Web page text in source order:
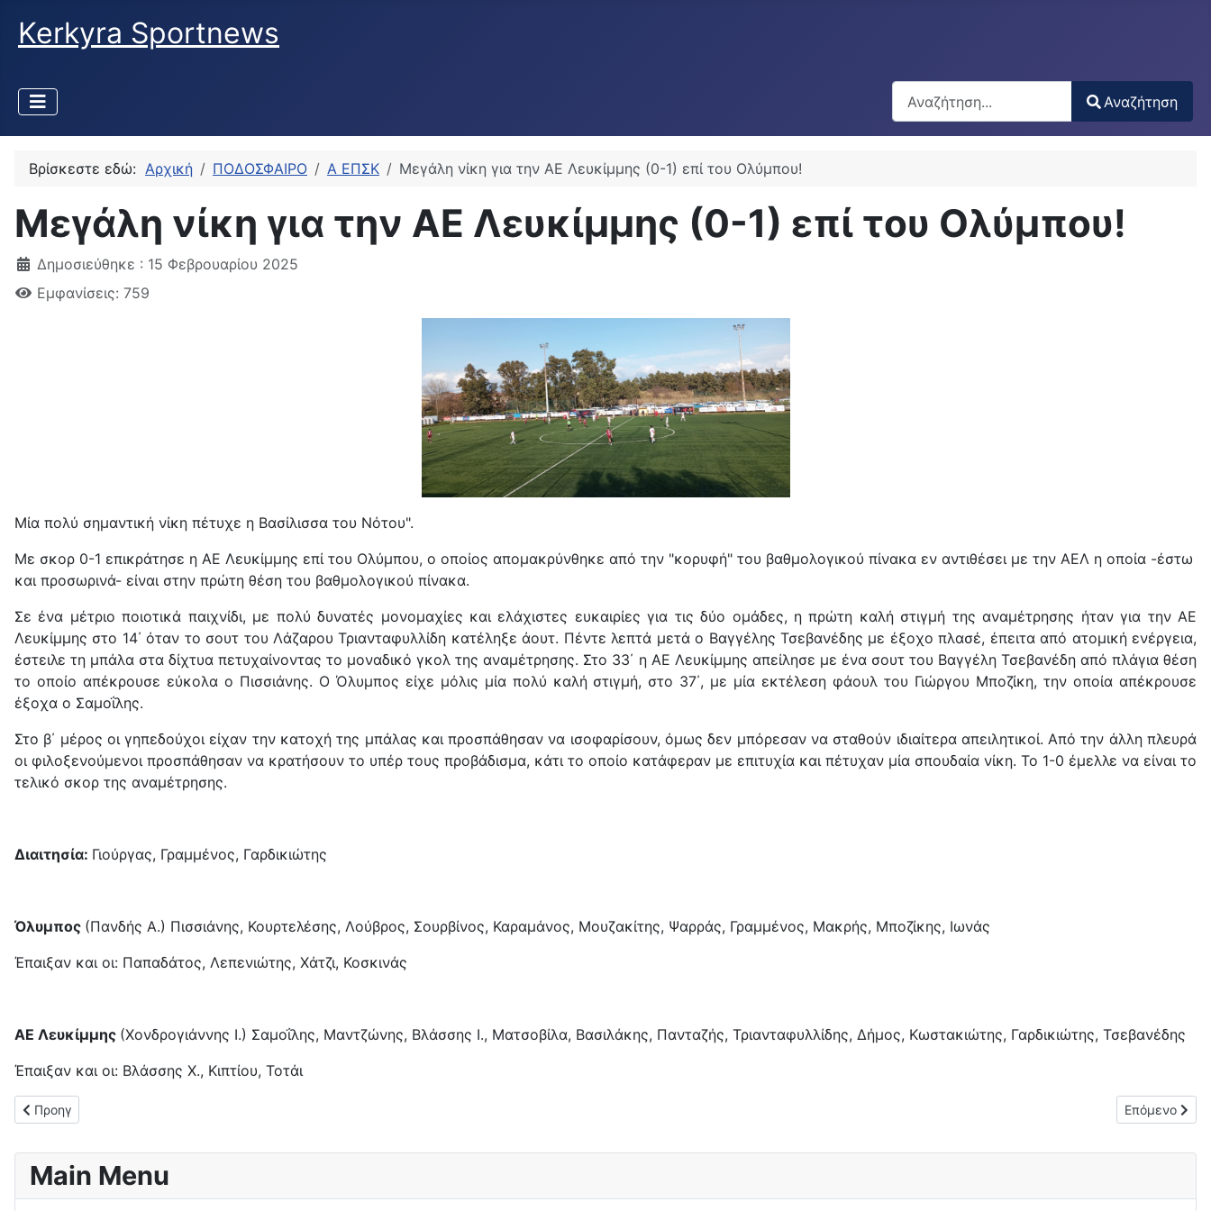
Kerkyra Sportnews
Αναζήτηση
Type 2 or more characters for results.
Αναζήτηση
Βρίσκεστε εδώ: Αρχική ΠΟΔΟΣΦΑΙΡΟ Α ΕΠΣΚ Μεγάλη νίκη για την ΑΕ Λευκίμμης (0-1) επί του Ολύμπου!
Μεγάλη νίκη για την ΑΕ Λευκίμμης (0-1) επί του Ολύμπου!
Δημοσιεύθηκε : 15 Φεβρουαρίου 2025
Εμφανίσεις: 759
Μία πολύ σημαντική νίκη πέτυχε η Βασίλισσα του Νότου".
Με σκορ 0-1 επικράτησε η ΑΕ Λευκίμμης επί του Ολύμπου, ο οποίος απομακρύνθηκε από την "κορυφή" του βαθμολογικού πίνακα εν αντιθέσει με την ΑΕΛ η οποία -έστω
και προσωρινά- είναι στην πρώτη θέση του βαθμολογικού πίνακα.
Σε ένα μέτριο ποιοτικά παιχνίδι, με πολύ δυνατές μονομαχίες και ελάχιστες ευκαιρίες για τις δύο ομάδες, η πρώτη καλή στιγμή της αναμέτρησης ήταν για την ΑΕ
Λευκίμμης στο 14΄ όταν το σουτ του Λάζαρου Τριανταφυλλίδη κατέληξε άουτ. Πέντε λεπτά μετά ο Βαγγέλης Τσεβανέδης με έξοχο πλασέ, έπειτα από ατομική ενέργεια,
έστειλε τη μπάλα στα δίχτυα πετυχαίνοντας το μοναδικό γκολ της αναμέτρησης. Στο 33΄ η ΑΕ Λευκίμμης απείλησε με ένα σουτ του Βαγγέλη Τσεβανέδη από πλάγια θέση
το οποίο απέκρουσε εύκολα ο Πισσιάνης. Ο Όλυμπος είχε μόλις μία πολύ καλή στιγμή, στο 37΄, με μία εκτέλεση φάουλ του Γιώργου Μποζίκη, την οποία απέκρουσε
έξοχα ο Σαμοΐλης.
Στο β΄ μέρος οι γηπεδούχοι είχαν την κατοχή της μπάλας και προσπάθησαν να ισοφαρίσουν, όμως δεν μπόρεσαν να σταθούν ιδιαίτερα απειλητικοί. Από την άλλη πλευρά
οι φιλοξενούμενοι προσπάθησαν να κρατήσουν το υπέρ τους προβάδισμα, κάτι το οποίο κατάφεραν με επιτυχία και πέτυχαν μία σπουδαία νίκη. Το 1-0 έμελλε να είναι το
τελικό σκορ της αναμέτρησης.
Διαιτησία: Γιούργας, Γραμμένος, Γαρδικιώτης
Όλυμπος (Πανδής Α.) Πισσιάνης, Κουρτελέσης, Λούβρος, Σουρβίνος, Καραμάνος, Μουζακίτης, Ψαρράς, Γραμμένος, Μακρής, Μποζίκης, Ιωνάς
Έπαιξαν και οι: Παπαδάτος, Λεπενιώτης, Χάτζι, Κοσκινάς
ΑΕ Λευκίμμης (Χονδρογιάννης Ι.) Σαμοΐλης, Μαντζώνης, Βλάσσης Ι., Ματσοβίλα, Βασιλάκης, Πανταζής, Τριανταφυλλίδης, Δήμος, Κωστακιώτης, Γαρδικιώτης, Τσεβανέδης
Έπαιξαν και οι: Βλάσσης Χ., Κιπτίου, Τοτάι
Προηγούμενο άρθρο: Επιστροφή στις νίκες για τον ΑΠΣ Μπενιτσών (1-2) επί του ΠΑΟ Σφακιανάκη
Προηγ Επόμενο
Επόμενο
Main Menu